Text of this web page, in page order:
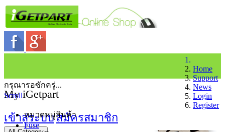
Home
Support
News
Login
Register
My iGetpart
เข้าสู่ระบบสมัครสมาชิก
กรุณารอซักครู่...
Scroll
หมวดหมู่สินค้า
Fuse